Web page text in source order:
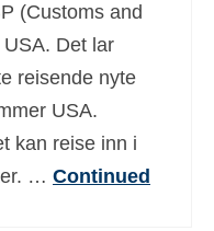
(Customs and
Det lar
reisende nyte
USA.
kan reise inn i
… Continued